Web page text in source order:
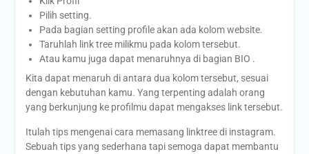
Pilih setting.
Pada bagian setting profile akan ada kolom website.
Taruhlah link tree milikmu pada kolom tersebut.
Atau kamu juga dapat menaruhnya di bagian BIO .
Kita dapat menaruh di antara dua kolom tersebut, sesuai
dengan kebutuhan kamu. Yang terpenting adalah orang
yang berkunjung ke profilmu dapat mengakses link tersebut.
Itulah tips mengenai cara memasang linktree di instagram.
Sebuah tips yang sederhana tapi semoga dapat membantu